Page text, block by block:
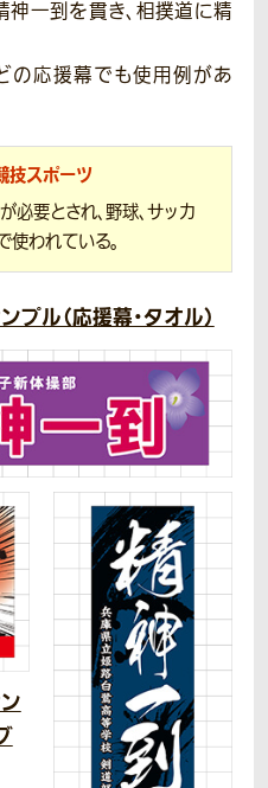
神一到を貫き、相撲道に精
の応援幕でも使用例があ
技スポーツ
要とされ、野球、サッカ
使われている。
ル（応援幕・タオル）